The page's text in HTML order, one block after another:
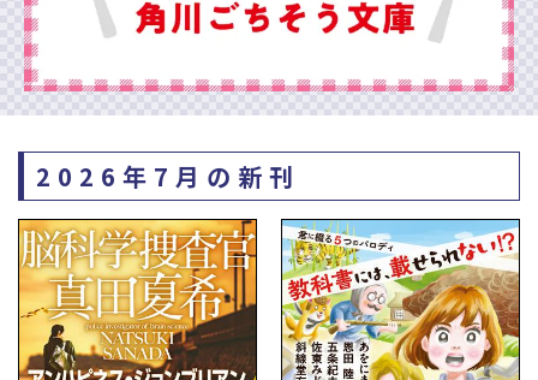
2026年7月の新刊